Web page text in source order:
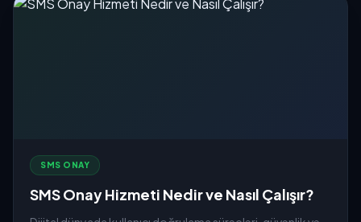
SMS ONAY
SMS Onay Hizmeti Nedir ve Nasıl Çalışır?